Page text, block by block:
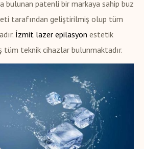
bulunan patenli bir markaya sahip buz
tarafından geliştirilmiş olup tüm
İzmit lazer epilasyon estetik
tüm teknik cihazlar bulunmaktadır.